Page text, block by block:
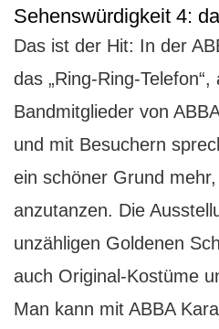
Sehenswürdigkeit 4:
Das ist der Hit: In der
das „Ring-Ring-
Bandmitglieder von
und mit Besuchern
ein schöner Grund
anzutanzen. Die
unzähligen Goldenen
auch Original-Kostüme
Man kann mit ABBA